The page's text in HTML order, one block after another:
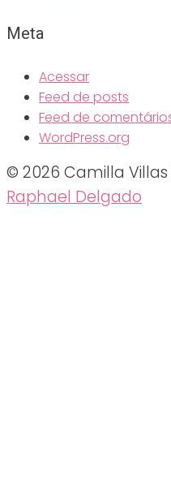
Meta
Acessar
Feed de posts
Feed de
WordPress.org
© 2026 Camilla
Raphael Delgado